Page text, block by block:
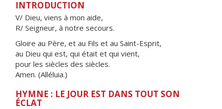
INTRODUCTION
V/ Dieu, viens à mon aide,
R/ Seigneur, à notre secours.
Gloire au Père, et au Fils et au Saint-Esprit,
au Dieu qui est, qui était et qui vient,
pour les siècles des siècles.
Amen. (Alléluia.)
HYMNE : LE JOUR EST DANS TOUT SON
ÉCLAT